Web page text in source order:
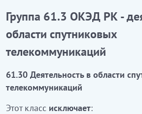
ҚР ЭҚЖЖ61.3 Тобы -
телекоммуникациялар
саласындағы қызмет
Группа 61.3 ОКЭД РК -
области спутниковых
телекоммуникаций
61.30 Деятельность в области
телекоммуникаций
Этот класс исключает: